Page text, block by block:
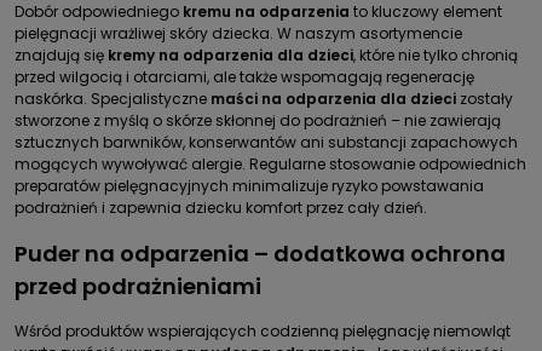
Dobór odpowiedniego kremu na odparzenia to kluczowy element
pielęgnacji wrażliwej skóry dziecka. W naszym asortymencie
znajdują się kremy na odparzenia dla dzieci, które nie tylko chronią
przed wilgocią i otarciami, ale także wspomagają regenerację
naskórka. Specjalistyczne maści na odparzenia dla dzieci zostały
stworzone z myślą o skórze skłonnej do podrażnień – nie zawierają
sztucznych barwników, konserwantów ani substancji zapachowych
mogących wywoływać alergie. Regularne stosowanie odpowiednich
preparatów pielęgnacyjnych minimalizuje ryzyko powstawania
podrażnień i zapewnia dziecku komfort przez cały dzień.
Puder na odparzenia – dodatkowa ochrona
przed podrażnieniami
Wśród produktów wspierających codzienną pielęgnację niemowląt